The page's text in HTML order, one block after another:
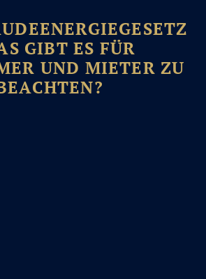
GIBT ES FÜR
UND MIETER ZU